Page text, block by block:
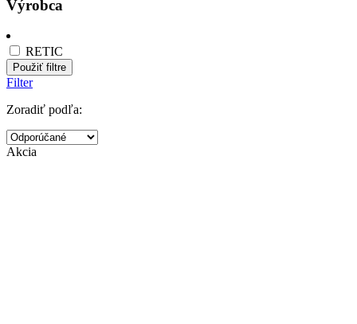
Výrobca
RETIC
Použiť filtre
Filter
Zoradiť podľa:
Akcia